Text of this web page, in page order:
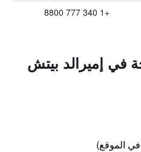
+1 340 777 8800
في إميرالد بيتش
الموقع)